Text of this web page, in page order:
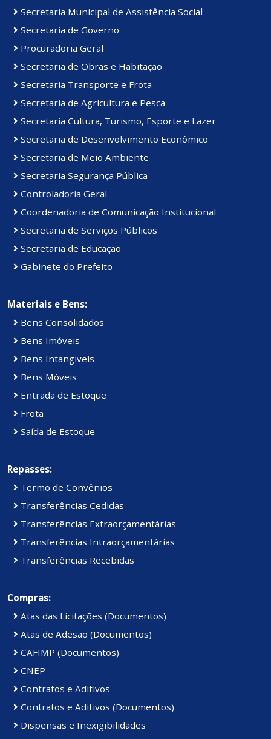
Secretaria Municipal de Assistência Social
Secretaria de Governo
Procuradoria Geral
Secretaria de Obras e Habitação
Secretaria Transporte e Frota
Secretaria de Agricultura e Pesca
Secretaria Cultura, Turismo, Esporte e Lazer
Secretaria de Desenvolvimento Econômico
Secretaria de Meio Ambiente
Secretaria Segurança Pública
Controladoria Geral
Coordenadoria de Comunicação Institucional
Secretaria de Serviços Públicos
Secretaria de Educação
Gabinete do Prefeito
Materiais e Bens:
Bens Consolidados
Bens Imóveis
Bens Intangiveis
Bens Móveis
Entrada de Estoque
Frota
Saída de Estoque
Repasses:
Termo de Convênios
Transferências Cedidas
Transferências Extraorçamentárias
Transferências Intraorçamentárias
Transferências Recebidas
Compras:
Atas das Licitações (Documentos)
Atas de Adesão (Documentos)
CAFIMP (Documentos)
CNEP
Contratos e Aditivos
Contratos e Aditivos (Documentos)
Dispensas e Inexigibilidades